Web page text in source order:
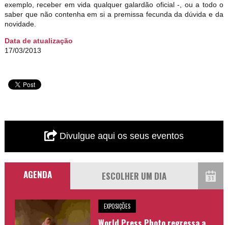
exemplo, receber em vida qualquer galardão oficial -, ou a todo o
saber que não contenha em si a premissa fecunda da dúvida e da
novidade.
Data de atualização
17/03/2013
Divulgue aqui os seus eventos
AGENDA
EXPOSIÇÕES